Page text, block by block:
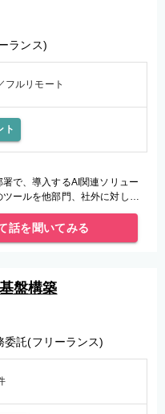
ランス)
フルリモート
ト
で、導入するAI関連ソリュー
ールを他部門、社外に対して
関連ソリューションを含む新機
話を聞いてみる
盤構築
委託(フリーランス)